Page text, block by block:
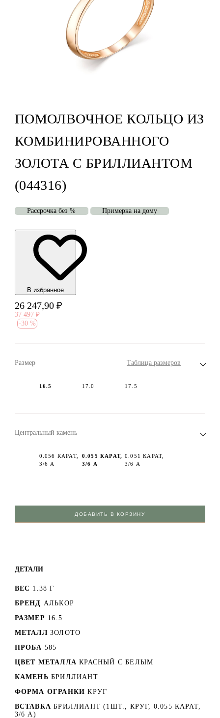
ПОМОЛВОЧНОЕ КОЛЬЦО ИЗ
КОМБИНИРОВАННОГО
ЗОЛОТА С БРИЛЛИАНТОМ
(044316)
Рассрочка без % Примерка на дому
В избранноe
26 247,90 ₽
37 497 ₽
-30 %
Размер Таблица размеров
16.5 17.0 17.5
Центральный камень
0.056 КАРАТ,
3/6 А
0.055 КАРАТ,
3/6 А
0.051 КАРАТ,
3/6 А
ДОБАВИТЬ В КОРЗИНУ
ДЕТАЛИ
ВЕС 1.38 Г
БРЕНД АЛЬКОР
РАЗМЕР 16.5
МЕТАЛЛ ЗОЛОТО
ПРОБА 585
ЦВЕТ МЕТАЛЛА КРАСНЫЙ C БЕЛЫМ
КАМЕНЬ БРИЛЛИАНТ
ФОРМА ОГРАНКИ КРУГ
ВСТАВКА БРИЛЛИАНТ (1ШТ., КРУГ, 0.055 КАРАТ,
3/6 А)